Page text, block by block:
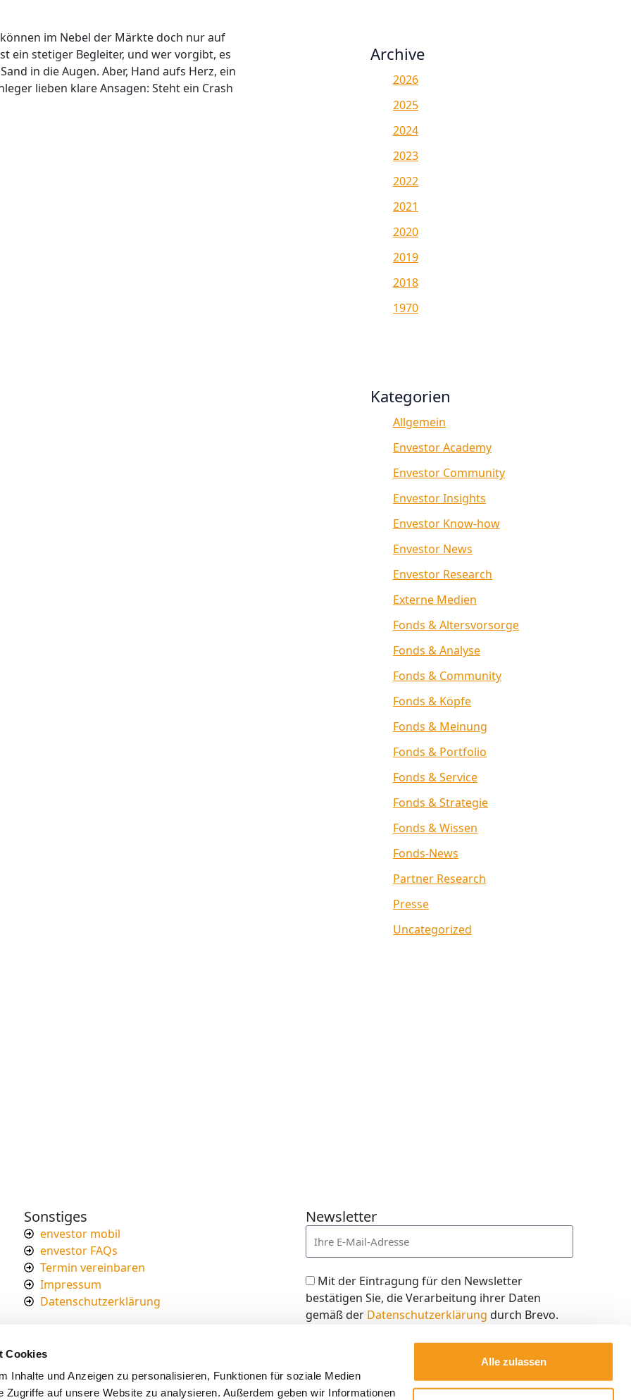
Cookies
Inhalte und Anzeigen zu personalisieren, Funktionen für soziale Medien
Zugriffe auf unsere Website zu analysieren. Außerdem geben wir Informationen
Alle zulassen
im Nebel der Märkte doch nur auf
ein stetiger Begleiter, und wer vorgibt, es
in die Augen. Aber, Hand aufs Herz, ein
lieben klare Ansagen: Steht ein Crash
Archive
2026
2025
2024
2023
2022
2021
2020
2019
2018
1970
Kategorien
Allgemein
Envestor Academy
Envestor Community
Envestor Insights
Envestor Know-how
Envestor News
Envestor Research
Externe Medien
Fonds & Altersvorsorge
Fonds & Analyse
Fonds & Community
Fonds & Köpfe
Fonds & Meinung
Fonds & Portfolio
Fonds & Service
Fonds & Strategie
Fonds & Wissen
Fonds-News
Partner Research
Presse
Uncategorized
Sonstiges
envestor mobil
envestor FAQs
Termin vereinbaren
Impressum
Datenschutzerklärung
Newsletter
Mit der Eintragung für den Newsletter
bestätigen Sie, die Verarbeitung ihrer Daten
gemäß der Datenschutzerklärung durch Brevo.
den ich jederzeit mit dem Link im Newsletter